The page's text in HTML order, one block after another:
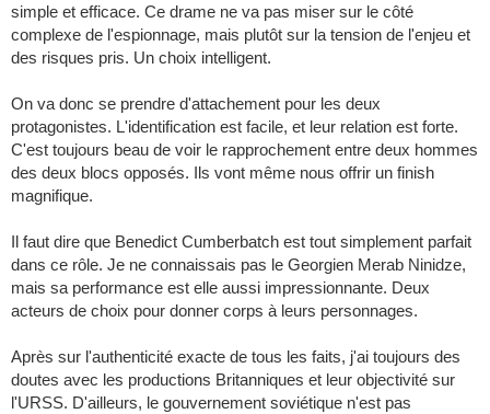
simple et efficace. Ce drame ne va pas miser sur le côté
complexe de l'espionnage, mais plutôt sur la tension de l'enjeu et
des risques pris. Un choix intelligent.
On va donc se prendre d'attachement pour les deux
protagonistes. L'identification est facile, et leur relation est forte.
C'est toujours beau de voir le rapprochement entre deux hommes
des deux blocs opposés. Ils vont même nous offrir un finish
magnifique.
Il faut dire que Benedict Cumberbatch est tout simplement parfait
dans ce rôle. Je ne connaissais pas le Georgien Merab Ninidze,
mais sa performance est elle aussi impressionnante. Deux
acteurs de choix pour donner corps à leurs personnages.
Après sur l'authenticité exacte de tous les faits, j'ai toujours des
doutes avec les productions Britanniques et leur objectivité sur
l'URSS. D'ailleurs, le gouvernement soviétique n'est pas